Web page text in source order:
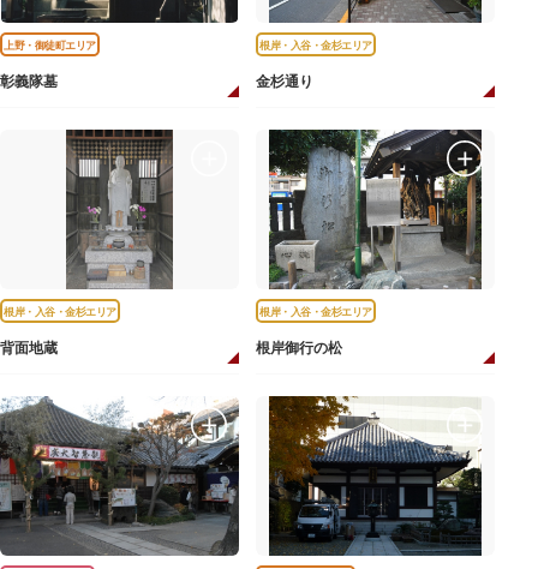
上野・御徒町エリア
彰義隊墓
根岸・入谷・金杉エリア
金杉通り
根岸・入谷・金杉エリア
背面地蔵
根岸・入谷・金杉エリア
根岸御行の松